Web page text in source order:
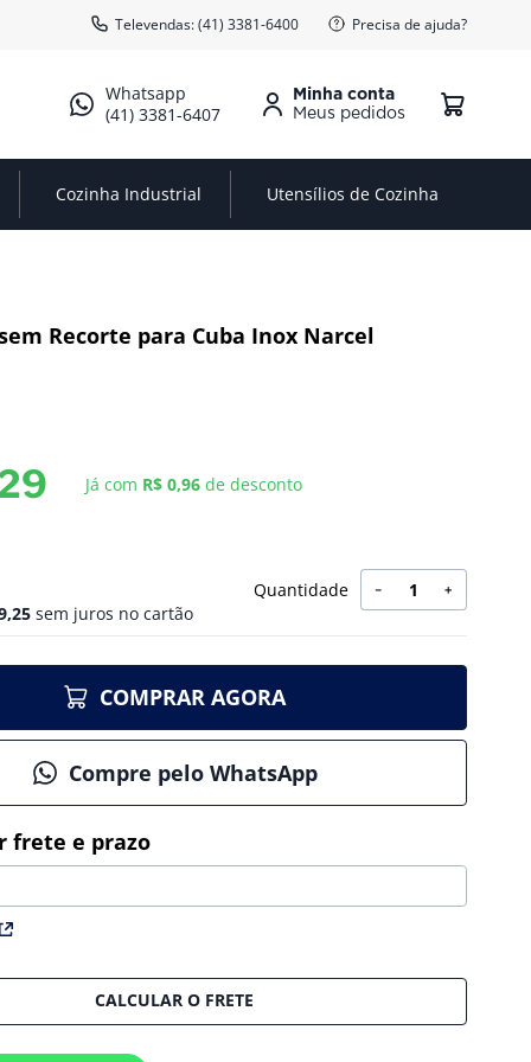
Televendas: (41) 3381-6400 Precisa de ajuda?
(41) 3381-6407
Minha conta
Cozinha Industrial Utensílios de Cozinha
Recorte para Cuba Inox Narcel
Já com R$ 0,96de desconto
,25sem juros no cartão
Quantidade ＋
－
COMPRAR AGORA
Compre pelo WhatsApp
CALCULAR O FRETE